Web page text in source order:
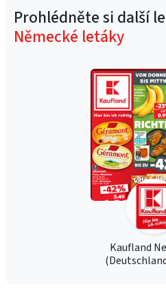
Prohlédněte si další
Německé letáky
Kaufland